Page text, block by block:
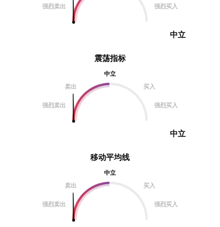
震荡指标
中立
卖出
买入
强烈卖出 强烈买入
中立
强烈卖出 强烈买入
中立
移动平均线
中立
卖出
买入
强烈卖出 强烈买入